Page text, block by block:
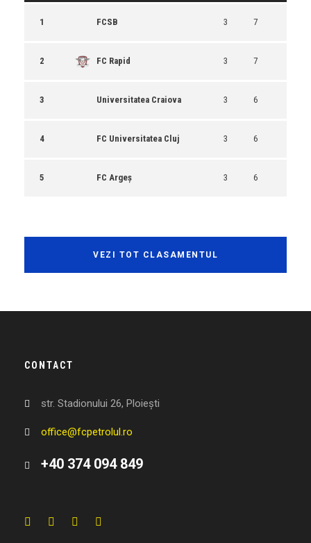
1 FCSB 3 7
2 FC Rapid 3 7
3 Universitatea Craiova 3 6
4 FC Universitatea Cluj 3 6
5 FC Argeș 3 6
VEZI TOT CLASAMENTUL
CONTACT
str. Stadionului 26, Ploiești
office@fcpetrolul.ro
+40 374 094 849